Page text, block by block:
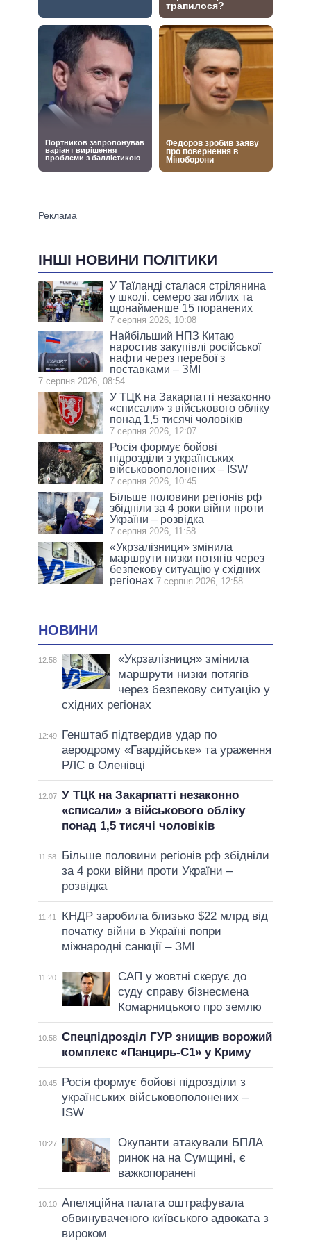
ІНШІ НОВИНИ ПОЛІТИКИ
У Таїланді сталася стрілянина
у школі, семеро загиблих та
щонайменше 15 поранених
7 серпня 2026, 10:08
Найбільший НПЗ Китаю
наростив закупівлі російської
нафти через перебої з
поставками – ЗМІ
7 серпня 2026, 08:54
У ТЦК на Закарпатті незаконно
«списали» з військового обліку
понад 1,5 тисячі чоловіків
7 серпня 2026, 12:07
Росія формує бойові
підрозділи з українських
військовополонених – ISW
7 серпня 2026, 10:45
Більше половини регіонів рф
збідніли за 4 роки війни проти
України – розвідка
7 серпня 2026, 11:58
«Укрзалізниця» змінила
маршрути низки потягів через
безпекову ситуацію у східних
регіонах 7 серпня 2026, 12:58
НОВИНИ
12:58
«Укрзалізниця» змінила
маршрути низки потягів
через безпекову ситуацію у
східних регіонах
12:49
Генштаб підтвердив удар по
аеродрому «Гвардійське» та ураження
РЛС в Оленівці
12:07 У ТЦК на Закарпатті незаконно
«списали» з військового обліку
понад 1,5 тисячі чоловіків
11:58
Більше половини регіонів рф збідніли
за 4 роки війни проти України –
розвідка
11:41
КНДР заробила близько $22 млрд від
початку війни в Україні попри
міжнародні санкції – ЗМІ
11:20
САП у жовтні скерує до
суду справу бізнесмена
Комарницького про землю
10:58 Спецпідрозділ ГУР знищив ворожий
комплекс «Панцирь-С1» у Криму
10:45
Росія формує бойові підрозділи з
українських військовополонених –
ISW
10:27
Окупанти атакували БПЛА
ринок на на Сумщині, є
важкопоранені
10:10 Апеляційна палата оштрафувала
обвинуваченого київського адвоката з
вироком